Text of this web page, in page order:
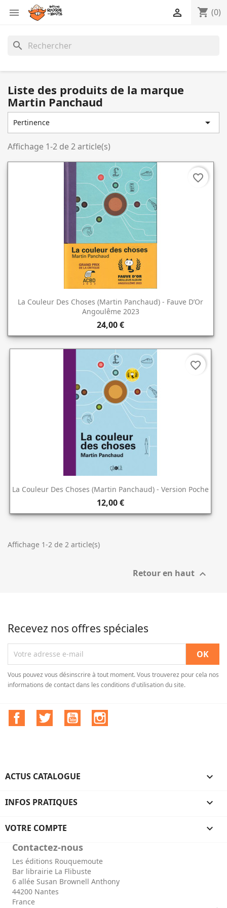
 shopping_cart (0)

search
Liste des produits de la marque
Martin Panchaud
Pertinence 
Affichage 1-2 de 2 article(s)
La Couleur Des Choses (Martin Panchaud) - Fauve D’Or
Angoulême 2023
24,00 €
favorite_border
La Couleur Des Choses (Martin Panchaud) - Version Poche
12,00 €
favorite_border
Affichage 1-2 de 2 article(s)
Retour en haut 
Recevez nos offres spéciales
Vous pouvez vous désinscrire à tout moment. Vous trouverez pour cela nos
informations de contact dans les conditions d'utilisation du site.
FacebookTwitter YouTube
ACTUS CATALOGUE 
INFOS PRATIQUES 
VOTRE COMPTE

Contactez-nous
Les éditions Rouquemoute
Bar librairie La Flibuste
6 allée Susan Brownell Anthony
44200 Nantes
France